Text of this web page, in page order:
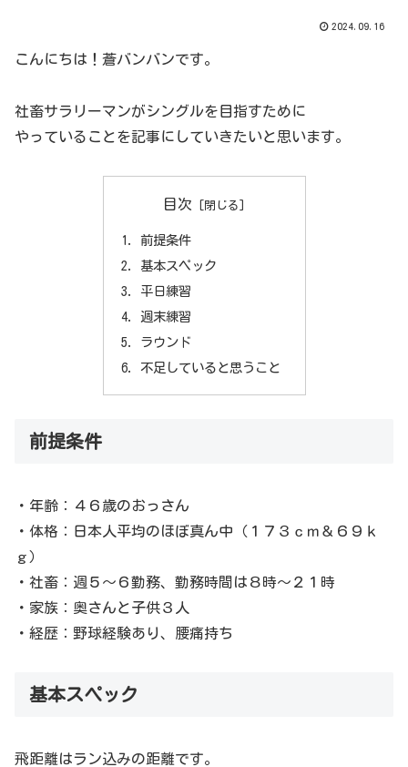
2024.09.16
こんにちは！蒼バンバンです。
社畜サラリーマンがシングルを目指すために
やっていることを記事にしていきたいと思います。
目次
前提条件
基本スペック
平日練習
週末練習
ラウンド
不足していると思うこと
前提条件
・年齢：４６歳のおっさん
・体格：日本人平均のほぼ真ん中（１７３ｃｍ＆６９ｋ
ｇ）
・社畜：週５～６勤務、勤務時間は８時～２１時
・家族：奥さんと子供３人
・経歴：野球経験あり、腰痛持ち
基本スペック
飛距離はラン込みの距離です。